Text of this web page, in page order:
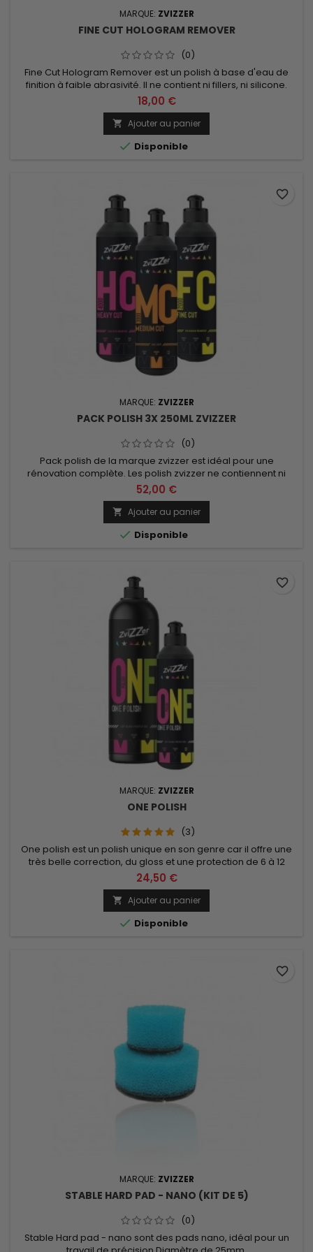
MARQUE: ZVIZZER
FINE CUT HOLOGRAM REMOVER
(0)
Fine Cut Hologram Remover est un polish à base d'eau de
finition à faible abrasivité. Il ne contient ni fillers, ni silicone.
Contenance de 250ml ou 750ml au choix.
18,00 €
 Ajouter au panier
 Disponible
MARQUE: ZVIZZER
PACK POLISH 3X 250ML ZVIZZER
(0)
Pack polish de la marque zvizzer est idéal pour une
rénovation complète. Les polish zvizzer ne contiennent ni
fillers, ni silicone. Contenu du kit: 1x 250ml de fine cut, 1x 250ml
de medium cut, 1x 250ml de heavy cut.
52,00 €
 Ajouter au panier
 Disponible
favorite_border
MARQUE: ZVIZZER
ONE POLISH
(3)
One polish est un polish unique en son genre car il offre une
très belle correction, du gloss et une protection de 6 à 12
mois. Contenance de 250ml ou 750ml au choix.
24,50 €
 Ajouter au panier
 Disponible
favorite_border
MARQUE: ZVIZZER
STABLE HARD PAD - NANO (KIT DE 5)
(0)
Stable Hard pad - nano sont des pads nano, idéal pour un
favorite_border